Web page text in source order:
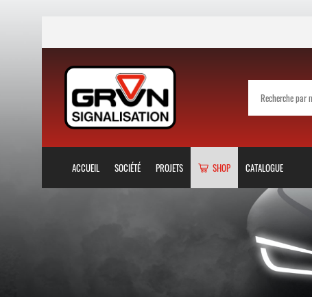
ACCUEIL SOCIÉTÉ PROJETS SHOP CATALOGUE